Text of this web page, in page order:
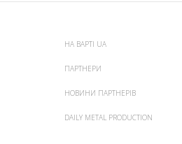
НА ВАРТІ UA
ПАРТНЕРИ
НОВИНИ ПАРТНЕРІВ
DAILY METAL PRODUCTION